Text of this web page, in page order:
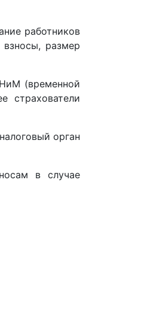
работников
размер
(временной
страхователи
орган
в случае